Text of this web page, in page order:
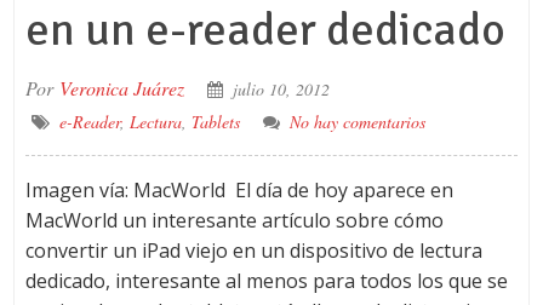
en un e-reader dedicado
Por Veronica Juárez
julio 10, 2012
e-Reader, Lectura, Tablets No hay comentarios
Imagen vía: MacWorld El día de hoy aparece en
MacWorld un interesante artículo sobre cómo
convertir un iPad viejo en un dispositivo de lectura
dedicado, interesante al menos para todos los que se